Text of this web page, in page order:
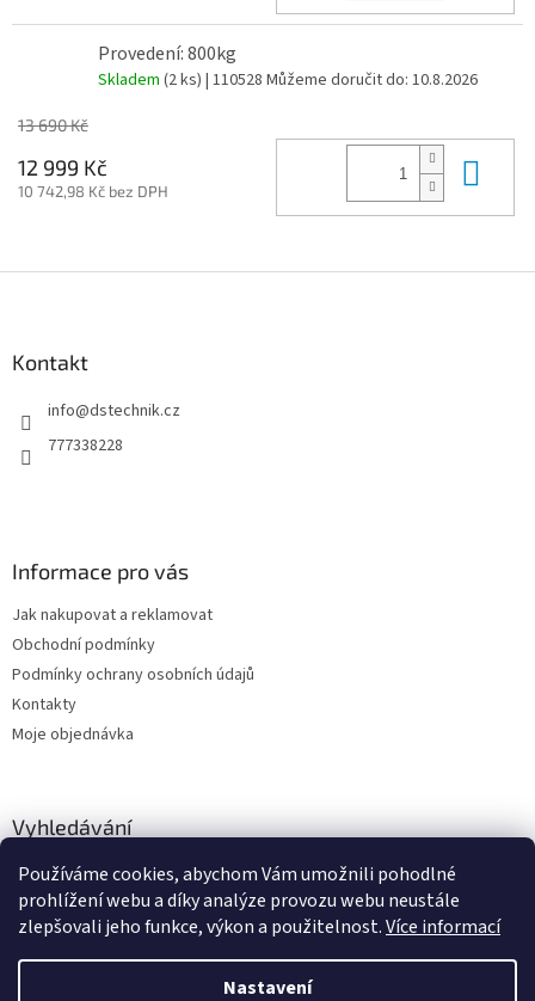
Používáme cookies, abychom Vám umožnili pohodlné
prohlížení webu a díky analýze provozu webu neustále
zlepšovali jeho funkce, výkon a použitelnost.Více informací
Nastavení
Provedení: 800kg
Skladem (2 ks) | 110528 Můžeme doručit do: 10.8.2026
13 690 Kč
12 999 Kč
10 742,98 Kč bez DPH
Kontakt
info@dstechnik.cz
777338228
Informace pro vás
Jak nakupovat a reklamovat
Obchodní podmínky
Podmínky ochrany osobních údajů
Kontakty
Moje objednávka
Vyhledávání
Vytvořil Shoptet